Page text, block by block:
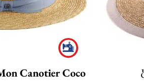
Canotier Coco